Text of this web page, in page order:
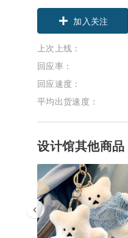
加入关注
上次上线：
回应率：
回应速度：
平均出货速度：
设计馆其他商品